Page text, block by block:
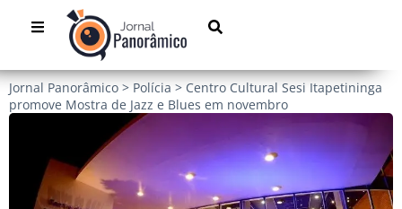
Jornal Panorâmico > Polícia > Centro Cultural Sesi Itapetininga
promove Mostra de Jazz e Blues em novembro